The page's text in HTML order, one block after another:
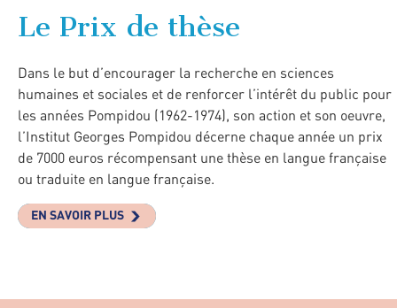
Le Prix de thèse
Dans le but d’encourager la recherche en sciences
humaines et sociales et de renforcer l’intérêt du public pour
les années Pompidou (1962-1974), son action et son oeuvre,
l’Institut Georges Pompidou décerne chaque année un prix
de 7000 euros récompensant une thèse en langue française
ou traduite en langue française.
EN SAVOIR PLUS